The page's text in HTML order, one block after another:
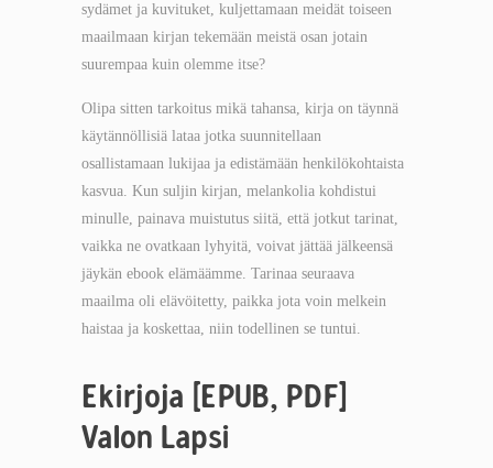
sydämet ja kuvituket, kuljettamaan meidät toiseen
maailmaan kirjan tekemään meistä osan jotain
suurempaa kuin olemme itse?
Olipa sitten tarkoitus mikä tahansa, kirja on täynnä
käytännöllisiä lataa jotka suunnitellaan
osallistamaan lukijaa ja edistämään henkilökohtaista
kasvua. Kun suljin kirjan, melankolia kohdistui
minulle, painava muistutus siitä, että jotkut tarinat,
vaikka ne ovatkaan lyhyitä, voivat jättää jälkeensä
jäykän ebook elämäämme. Tarinaa seuraava
maailma oli elävöitetty, paikka jota voin melkein
haistaa ja koskettaa, niin todellinen se tuntui.
Ekirjoja [EPUB, PDF]
Valon Lapsi